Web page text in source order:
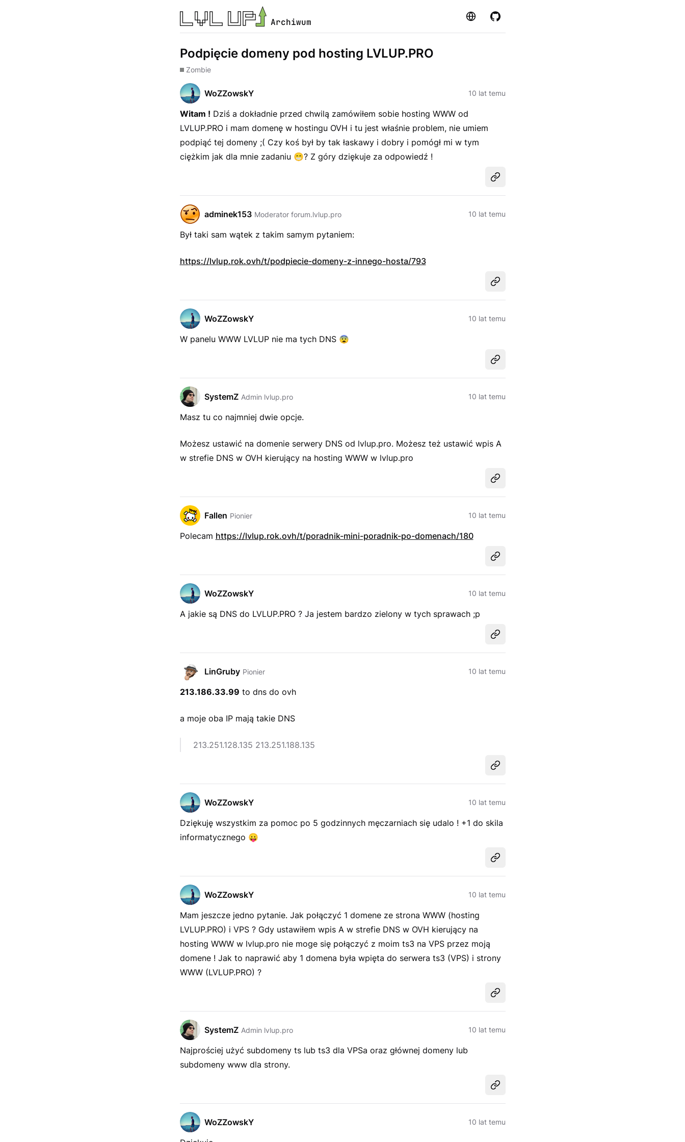
Archiwum Strona GitHub
Podpięcie domeny pod hosting LVLUP.PRO
Zombie
WoZZowskY 10 lat temu
Witam ! Dziś a dokładnie przed chwilą zamówiłem sobie hosting WWW od
LVLUP.PRO i mam domenę w hostingu OVH i tu jest właśnie problem, nie umiem
podpiąć tej domeny ;( Czy koś był by tak łaskawy i dobry i pomógł mi w tym
ciężkim jak dla mnie zadaniu 😁? Z góry dziękuje za odpowiedź !
Udostępnij
adminek153 Moderator forum.lvlup.pro 10 lat temu
Był taki sam wątek z takim samym pytaniem:
https://lvlup.rok.ovh/t/podpiecie-domeny-z-innego-hosta/793
Udostępnij
WoZZowskY 10 lat temu
W panelu WWW LVLUP nie ma tych DNS 😨
Udostępnij
SystemZ Admin lvlup.pro 10 lat temu
Masz tu co najmniej dwie opcje.
Możesz ustawić na domenie serwery DNS od lvlup.pro. Możesz też ustawić wpis A
w strefie DNS w OVH kierujący na hosting WWW w lvlup.pro
Udostępnij
Fallen Pionier 10 lat temu
Polecam https://lvlup.rok.ovh/t/poradnik-mini-poradnik-po-domenach/180
Udostępnij
WoZZowskY 10 lat temu
A jakie są DNS do LVLUP.PRO ? Ja jestem bardzo zielony w tych sprawach ;p
Udostępnij
LinGruby Pionier 10 lat temu
213.186.33.99 to dns do ovh
a moje oba IP mają takie DNS
213.251.128.135 213.251.188.135
Udostępnij
WoZZowskY 10 lat temu
Dziękuję wszystkim za pomoc po 5 godzinnych męczarniach się udalo ! +1 do skila
informatycznego 😛
Udostępnij
WoZZowskY 10 lat temu
Mam jeszcze jedno pytanie. Jak połączyć 1 domene ze strona WWW (hosting
LVLUP.PRO) i VPS ? Gdy ustawiłem wpis A w strefie DNS w OVH kierujący na
hosting WWW w lvlup.pro nie moge się połączyć z moim ts3 na VPS przez moją
domene ! Jak to naprawić aby 1 domena była wpięta do serwera ts3 (VPS) i strony
WWW (LVLUP.PRO) ?
Udostępnij
SystemZ Admin lvlup.pro 10 lat temu
Najprościej użyć subdomeny ts lub ts3 dla VPSa oraz głównej domeny lub
subdomeny www dla strony.
Udostępnij
WoZZowskY 10 lat temu